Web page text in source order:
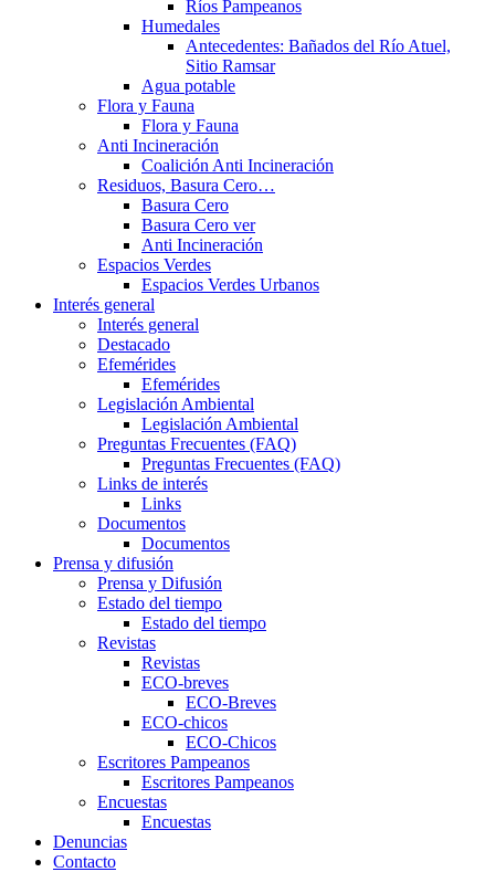
Ríos Pampeanos
Humedales
Antecedentes: Bañados del Río Atuel,
Sitio Ramsar
Agua potable
Flora y Fauna
Flora y Fauna
Anti Incineración
Coalición Anti Incineración
Residuos, Basura Cero…
Basura Cero
Basura Cero ver
Anti Incineración
Espacios Verdes
Espacios Verdes Urbanos
Interés general
Interés general
Destacado
Efemérides
Efemérides
Legislación Ambiental
Legislación Ambiental
Preguntas Frecuentes (FAQ)
Preguntas Frecuentes (FAQ)
Links de interés
Links
Documentos
Documentos
Prensa y difusión
Prensa y Difusión
Estado del tiempo
Estado del tiempo
Revistas
Revistas
ECO-breves
ECO-Breves
ECO-chicos
ECO-Chicos
Escritores Pampeanos
Escritores Pampeanos
Encuestas
Encuestas
Denuncias
Contacto